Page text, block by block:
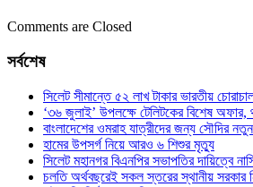
Comments are Closed
সর্বশেষ
সিলেট সীমান্তে ৫২ লাখ টাকার ভারতীয়
‘৩৬ জুলাই’ উপলক্ষে টেলিটকের বিশেষ অফার,
বাংলাদেশের ওমরাহ যাত্রীদের জন্য সৌদির
হামের উপসর্গ নিয়ে আরও ৬ শিশুর মৃত্যু
সিলেট মহানগর বিএনপির সভাপতির দায়িত্বে
চলতি অর্থবছরেই সকল স্তরের স্থানীয় সরকার